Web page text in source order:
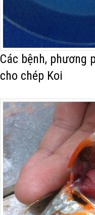
Các bệnh, phương
cho chép Koi